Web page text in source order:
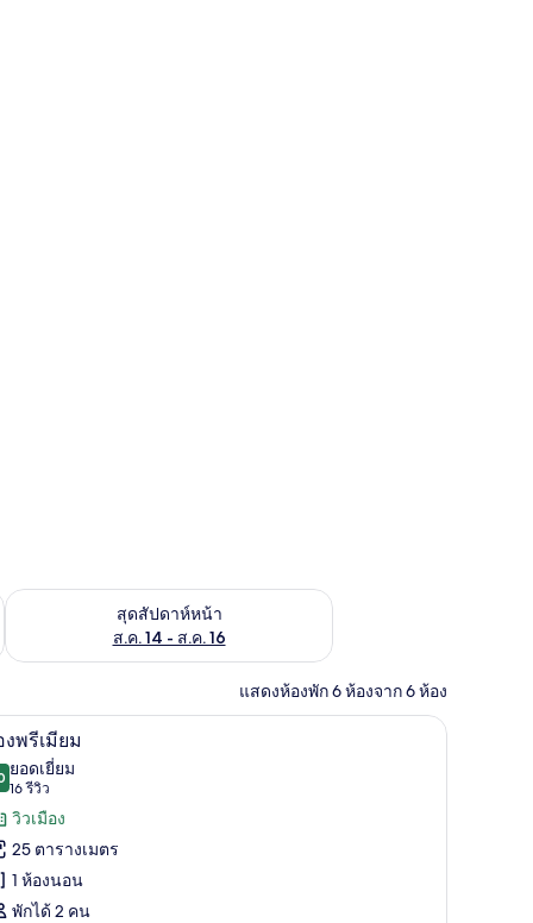
ส.ค. 7 - ส.ค. 9สุดสัปดาห์หน้า
ส.ค. 14 - ส.ค. 16
ตรวจสอบจำนวนห้องพักว่างในสุดสัปดาห์หน้า ส.ค. 14 - ส.ค. 16
แสดงห้องพัก 6 ห้องจาก 6 ห้อง
ยม, มินิบาร์, ตู้นิรภัยในห้องพัก, โต๊ะทำงาน
พถ่าย
หมด
ง
เมียม
เครื่องนอนระดับพรีเมียม, มินิบาร์, ตู้นิรภัยในห้
10พรีเมียม
จาก 10
ยอดเยี่ยม
16 รีวิว
(16
รีวิว)
วิวเมือง
25 ตารางเมตร
1 ห้องนอน
พักได้ 2 คน